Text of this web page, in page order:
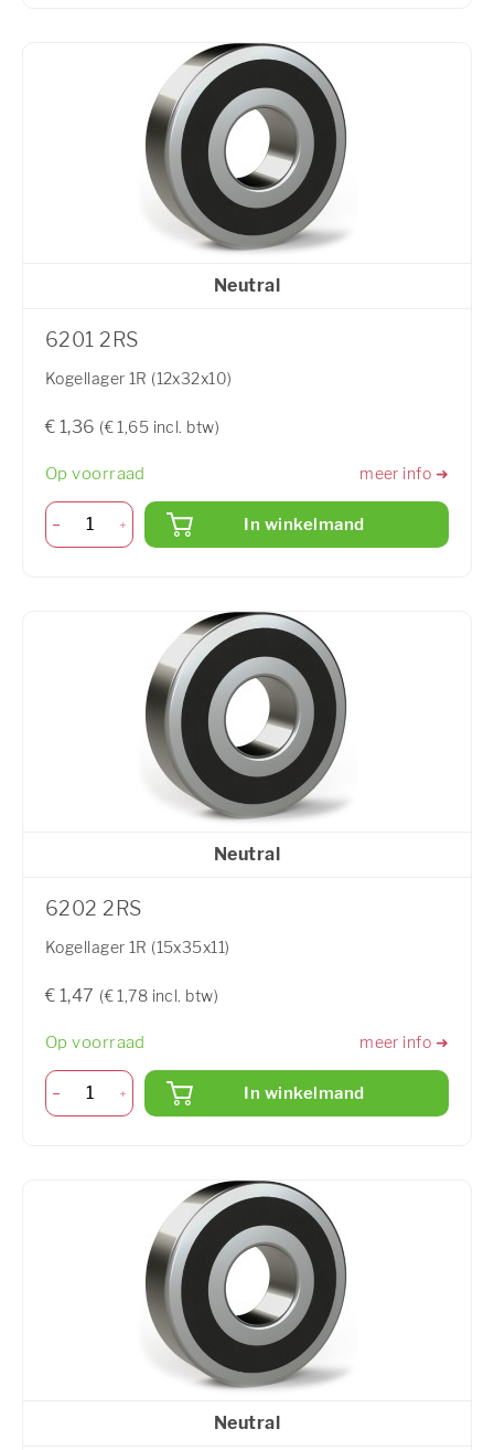
Neutral
6201 2RS
Kogellager 1R (12x32x10)
€ 1,36 (€ 1,65 incl. btw)
Op voorraad meer info ➜
In winkelmand
Neutral
6202 2RS
Kogellager 1R (15x35x11)
€ 1,47 (€ 1,78 incl. btw)
Op voorraad meer info ➜
In winkelmand
Neutral